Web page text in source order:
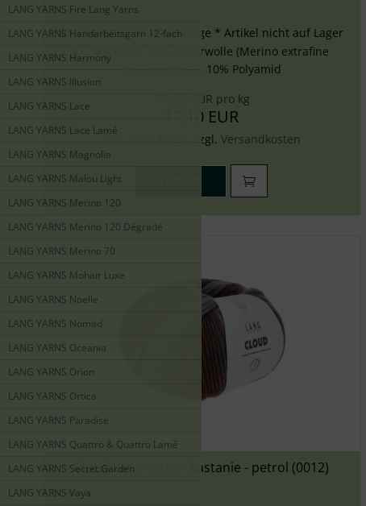
LANG YARNS Fire Lang Yarns
LANG YARNS Handarbeitsgarn 12-fach
LANG YARNS Harmony
LANG YARNS Illusion
LANG YARNS Lace
LANG YARNS Lace Lamé
LANG YARNS Magnolia
LANG YARNS Malou Light
LANG YARNS Merino 120
LANG YARNS Merino 120 Dégradé
LANG YARNS Merino 70
LANG YARNS Mohair Luxe
LANG YARNS Noelle
LANG YARNS Nomad
LANG YARNS Oceania
LANG YARNS Orion
LANG YARNS Ortica
LANG YARNS Paradise
LANG YARNS Quattro & Quattro Lamé
LANG YARNS Secret Garden
LANG YARNS Vaya
Lieferzeit:5-14 Werktage * Artikel nicht auf Lager
90% Schurwolle (Merino extrafine
mulesing free), 10% Polyamid
171,00 EUR pro kg
17,10 EUR
inkl. 19 % MwSt. zzgl. Versandkosten
Cloud Lang Yarns - kastanie - petrol (0012)